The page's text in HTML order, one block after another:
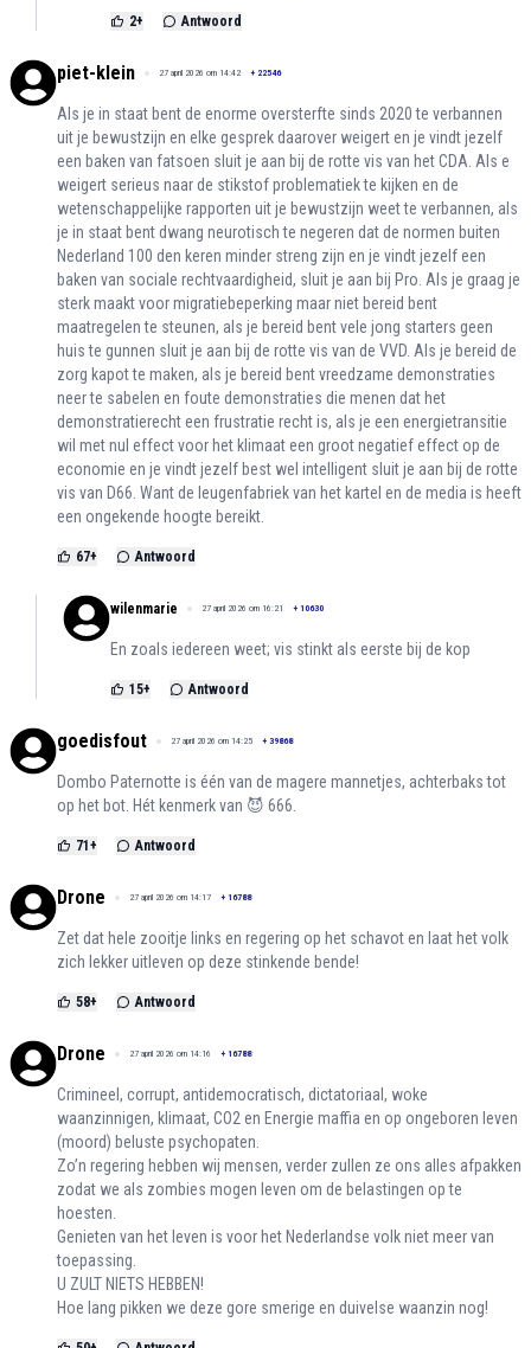
2+ Antwoord
piet-klein 27 april 2026 om 14:42 + 22546
Als je in staat bent de enorme oversterfte sinds 2020 te verbannen
uit je bewustzijn en elke gesprek daarover weigert en je vindt jezelf
een baken van fatsoen sluit je aan bij de rotte vis van het CDA. Als e
weigert serieus naar de stikstof problematiek te kijken en de
wetenschappelijke rapporten uit je bewustzijn weet te verbannen, als
je in staat bent dwang neurotisch te negeren dat de normen buiten
Nederland 100 den keren minder streng zijn en je vindt jezelf een
baken van sociale rechtvaardigheid, sluit je aan bij Pro. Als je graag je
sterk maakt voor migratiebeperking maar niet bereid bent
maatregelen te steunen, als je bereid bent vele jong starters geen
huis te gunnen sluit je aan bij de rotte vis van de VVD. Als je bereid de
zorg kapot te maken, als je bereid bent vreedzame demonstraties
neer te sabelen en foute demonstraties die menen dat het
demonstratierecht een frustratie recht is, als je een energietransitie
wil met nul effect voor het klimaat een groot negatief effect op de
economie en je vindt jezelf best wel intelligent sluit je aan bij de rotte
vis van D66. Want de leugenfabriek van het kartel en de media is heeft
een ongekende hoogte bereikt.
67+ Antwoord
wilenmarie 27 april 2026 om 16:21 + 10630
En zoals iedereen weet; vis stinkt als eerste bij de kop
15+ Antwoord
goedisfout 27 april 2026 om 14:25 + 39868
Dombo Paternotte is één van de magere mannetjes, achterbaks tot
op het bot. Hét kenmerk van 😈 666.
71 + Antwoord
Drone 27 april 2026 om 14:17 + 16788
Zet dat hele zooitje links en regering op het schavot en laat het volk
zich lekker uitleven op deze stinkende bende!
58+ Antwoord
Drone 27 april 2026 om 14:16 + 16788
Crimineel, corrupt, antidemocratisch, dictatoriaal, woke
waanzinnigen, klimaat, CO2 en Energie maffia en op ongeboren leven
(moord) beluste psychopaten.
Zo’n regering hebben wij mensen, verder zullen ze ons alles afpakken
zodat we als zombies mogen leven om de belastingen op te
hoesten.
Genieten van het leven is voor het Nederlandse volk niet meer van
toepassing.
U ZULT NIETS HEBBEN!
Hoe lang pikken we deze gore smerige en duivelse waanzin nog!